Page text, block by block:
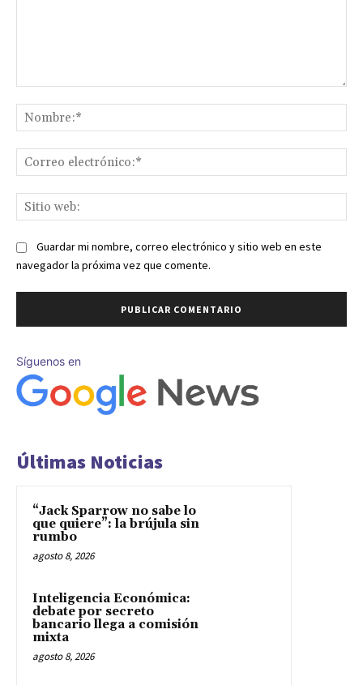
Guardar mi nombre, correo electrónico y sitio web en este
navegador la próxima vez que comente.
Síguenos en
Últimas Noticias
“Jack Sparrow no sabe lo
que quiere”: la brújula sin
rumbo
agosto 8, 2026
Inteligencia Económica:
debate por secreto
bancario llega a comisión
mixta
agosto 8, 2026